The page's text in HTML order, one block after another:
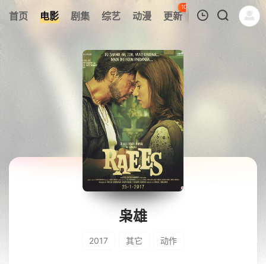
首页 电影 剧集 综艺 动漫 更新
100
热榜 APP
暂无观看影片的记录
枭雄
2017 其它 动作